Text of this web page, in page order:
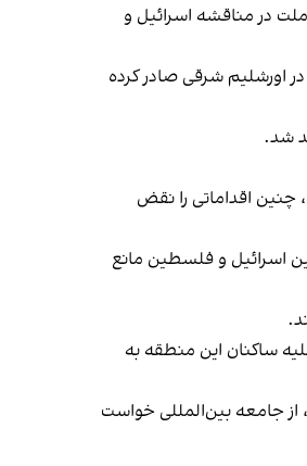
در مناقشه اسرائیل و
مسکونی جدید را در اورشلیم شرقی صادر کرده
شد.
چنین اقداماتی را نقض
اسرائیل و فلسطین مانع
ساکنان این منطقه به
جامعه بین‌المللی خواست